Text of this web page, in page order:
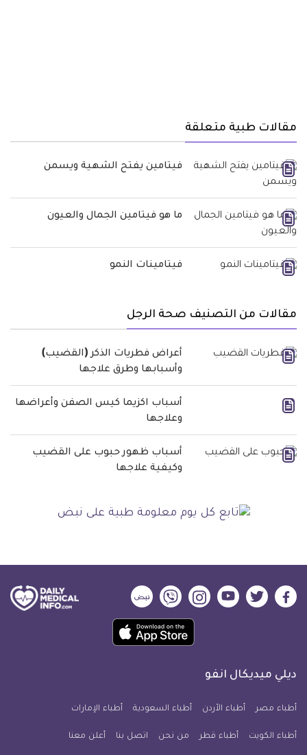
مقالات طبية متعلقة
فيتامين يفتح الشهية ويسمن
ما هو فيتامين الجمال والعيون
فيتامينات النمو
مقالات من التصنيف صحة الرجل
أعراض فطريات الذكر (القضيب)
وأسبابها وطرق علاجها
أسباب اكزيما كيس الصفن وأعراضها
وعلاجها
أسباب ظهور حبوب على القضيب
وكيفية علاجها
ديلي
فيسبوك
ديلي
تويتر
ديلي
ميديكال
يوتيوب
ديلي
ميديكال
انفو
ديلي
ميديكال
انفو
ديلي
ميديكال
انفو
حمل
تطبيق
معلومة
للآيفون
ديلي ميديكال انفو
أطباء مصر أطباء الأردن أطباء السعودية أطباء الإمارات
أطباء الكويت أطباء قطر من نحن اتصل بنا أعلن معنا